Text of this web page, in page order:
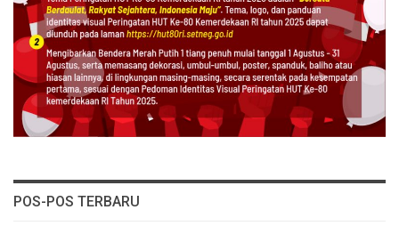
POS-POS TERBARU